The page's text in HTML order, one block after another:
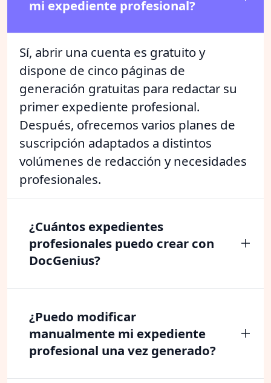
mi expediente profesional?
Sí, abrir una cuenta es gratuito y
dispone de cinco páginas de
generación gratuitas para redactar su
primer expediente profesional.
Después, ofrecemos varios planes de
suscripción adaptados a distintos
volúmenes de redacción y necesidades
profesionales.
¿Cuántos expedientes
profesionales puedo crear con
DocGenius?
¿Puedo modificar
manualmente mi expediente
profesional una vez generado?